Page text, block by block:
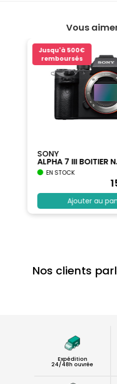
Vous
Jusqu'à 500€
remboursés
SONY
ALPHA 7 III BOITIER
EN STOCK
Ajouter au
Nos clients
Expédition
24/48h ouvrée